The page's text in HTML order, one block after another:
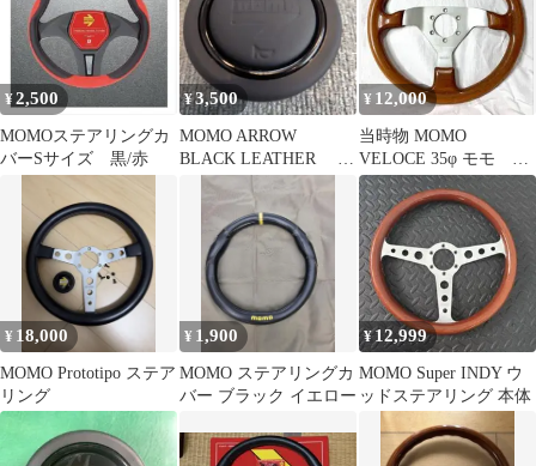
¥2,500
MOMOステアリングカ
バーSサイズ 黒/赤
¥3,500
MOMO ARROW
BLACK LEATHER
MOMOホーンボタン
¥ 12,000
当時物 MOMO
VELOCE 35φ モモ ヴ
ェローチェ ウッドステ
アリング
¥ 18,000
MOMO Prototipo ステア
リング
¥ 1,900
MOMO ステアリングカ
バー ブラック イエロー
¥12,999
MOMO Super INDY ウ
ッドステアリング 本体